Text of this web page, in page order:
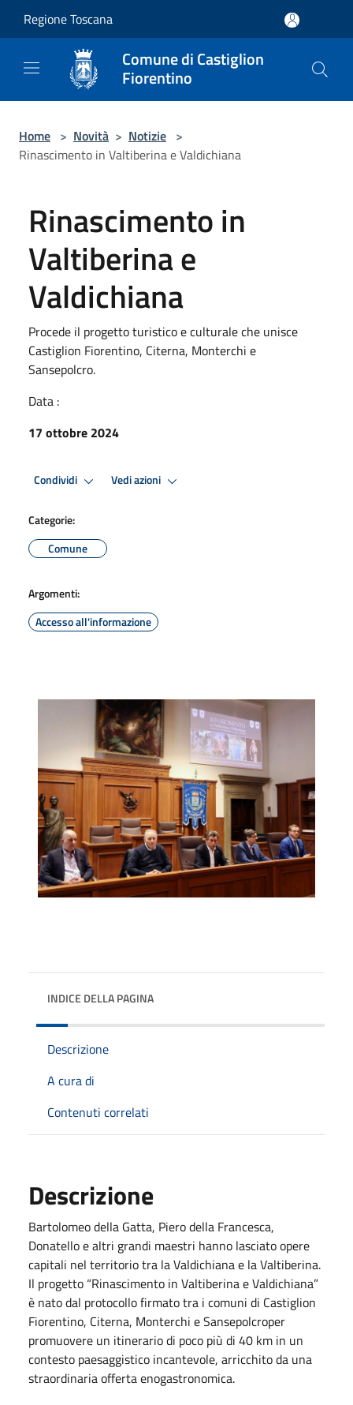
Regione Toscana
Comune di Castiglion
Fiorentino
Home > Novità > Notizie >
Rinascimento in Valtiberina e Valdichiana
Rinascimento in
Valtiberina e
Valdichiana
Procede il progetto turistico e culturale che unisce
Castiglion Fiorentino, Citerna, Monterchi e
Sansepolcro.
Data :
17 ottobre 2024
Condividi Vedi azioni
Categorie:
Comune
Argomenti:
Accesso all'informazione
INDICE DELLA PAGINA
Descrizione
A cura di
Contenuti correlati
Descrizione
Bartolomeo della Gatta, Piero della Francesca,
Donatello e altri grandi maestri hanno lasciato opere
capitali nel territorio tra la Valdichiana e la Valtiberina.
Il progetto “Rinascimento in Valtiberina e Valdichiana”
è nato dal protocollo firmato tra i comuni di Castiglion
Fiorentino, Citerna, Monterchi e Sansepolcroper
promuovere un itinerario di poco più di 40 km in un
contesto paesaggistico incantevole, arricchito da una
straordinaria offerta enogastronomica.